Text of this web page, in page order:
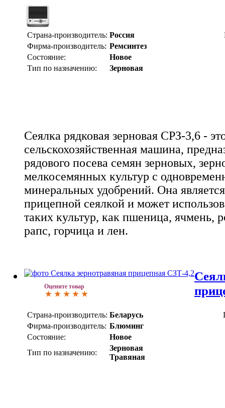
Страна-производитель: Россия
Фирма-производитель: Ремсинтез
Состояние:
Новое
Тип по назначению:
Зерновая
Сеялка рядковая зерновая СРЗ-3,6 -
сельскохозяйственная машина,
рядового посева семян зерновых,
мелкосемянных культур с
минеральных удобрений. Она
прицепной сеялкой и может
таких культур, как пшеница, ячмень,
рапс, горчица и лен.
Оцените товар
Страна-производитель: Беларусь
Фирма-производитель: Блюминг
Состояние:
Новое
Тип по назначению:
Зерновая
Травяная